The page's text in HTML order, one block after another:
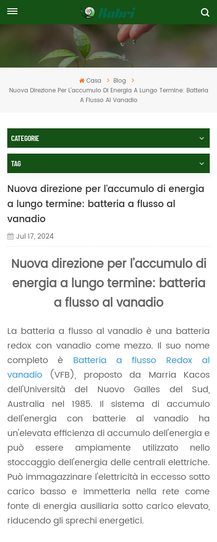
Casa
Blog
Nuova Direzione Per L’accumulo Di Energia A Lungo Termine: Batteria
A Flusso Al Vanadio
CATEGORIE
TAG
Nuova direzione per l’accumulo di energia
a lungo termine: batteria a flusso al
vanadio
Jul 17, 2024
Nuova direzione per l’accumulo di
energia a lungo termine: batteria
a flusso al vanadio
La batteria a flusso al vanadio è una batteria
redox con vanadio come mezzo. Il suo nome
completo è Batteria a flusso Redox al
vanadio (VFB), proposto da Marria Kacos
dell'Università del Nuovo Galles del Sud,
Australia nel 1985. Il sistema di accumulo
dell'energia con batterie al vanadio ha
un'elevata efficienza di accumulo dell'energia e
può essere ampiamente utilizzato nello
stoccaggio dell'energia delle centrali elettriche.
Può immagazzinare l'elettricità in eccesso sotto
carico basso e immetterla nella rete come
fonte di energia ausiliaria sotto carico elevato,
riducendo gli sprechi energetici.